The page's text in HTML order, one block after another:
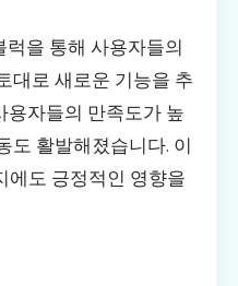
을 통해 사용자들의
대로 새로운 기능을 추
용자들의 만족도가 높
도 활발해졌습니다. 이
에도 긍정적인 영향을